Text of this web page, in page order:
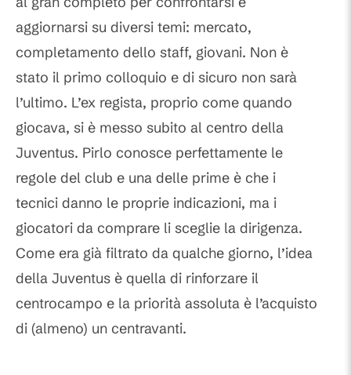
aggiornarsi su diversi temi: mercato,
completamento dello staff, giovani. Non è
stato il primo colloquio e di sicuro non sarà
l’ultimo. L’ex regista, proprio come quando
giocava, si è messo subito al centro della
Juventus. Pirlo conosce perfettamente le
regole del club e una delle prime è che i
tecnici danno le proprie indicazioni, ma i
giocatori da comprare li sceglie la dirigenza.
Come era già filtrato da qualche giorno, l’idea
della Juventus è quella di rinforzare il
centrocampo e la priorità assoluta è l’acquisto
di (almeno) un centravanti.